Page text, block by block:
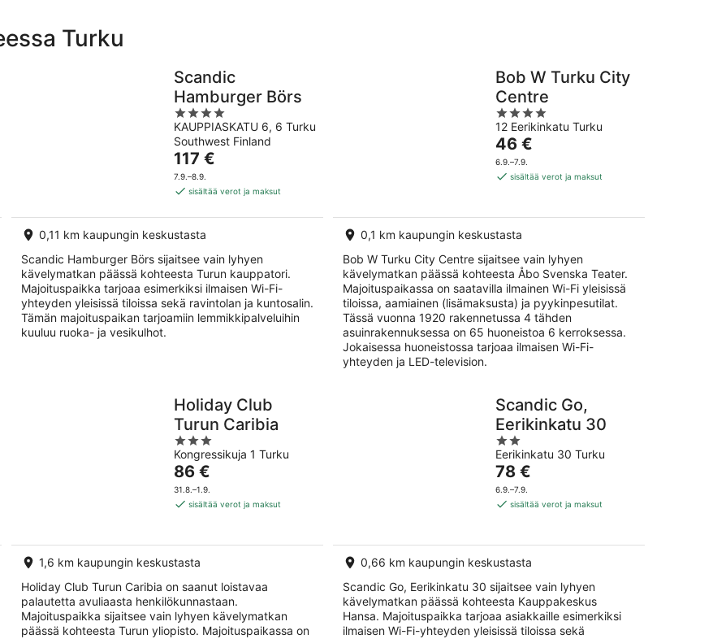
Turku
Scandic
Hamburger Börs
4
out
of
5
KAUPPIASKATU 6, 6 Turku
Southwest Finland
Hinta
on
117 €
yö
117 €
7.9.–8.9.
sisältää verot ja maksut
0,11 km kaupungin keskustasta
Scandic Hamburger Börs sijaitsee vain lyhyen
kävelymatkan päässä kohteesta Turun kauppatori.
Majoituspaikka tarjoaa esimerkiksi ilmaisen Wi-Fi-
yhteyden yleisissä tiloissa sekä ravintolan ja kuntosalin.
Tämän majoituspaikan tarjoamiin lemmikkipalveluihin
kuuluu ruoka- ja vesikulhot.
Bob W Turku City
Centre
4
out
of
5
12 Eerikinkatu Turku
Hinta
on
46 €
46 €
6.9.–7.9.
sisältää verot ja maksut
0,1 km kaupungin keskustasta
Bob W Turku City Centre sijaitsee vain lyhyen
kävelymatkan päässä kohteesta Åbo Svenska Teater.
Majoituspaikassa on saatavilla ilmainen Wi-Fi yleisissä
tiloissa, aamiainen (lisämaksusta) ja pyykinpesutilat.
Tässä vuonna 1920 rakennetussa 4 tähden
asuinrakennuksessa on 65 huoneistoa 6 kerroksessa.
Jokaisessa huoneistossa tarjoaa ilmaisen Wi-Fi-
yhteyden ja LED-television.
Holiday Club
Turun Caribia
3
out
of
5
Kongressikuja 1 Turku
Hinta
on
86 €
86 €
31.8.–1.9.
sisältää verot ja maksut
1,6 km kaupungin keskustasta
Holiday Club Turun Caribia on saanut loistavaa
palautetta avuliaasta henkilökunnastaan.
Majoituspaikka sijaitsee vain lyhyen kävelymatkan
päässä kohteesta Turun yliopisto. Majoituspaikassa on
Scandic Go,
Eerikinkatu 30
2
out
of
5
Eerikinkatu 30 Turku
Hinta
on
78 €
78 €
6.9.–7.9.
sisältää verot ja maksut
0,66 km kaupungin keskustasta
Scandic Go, Eerikinkatu 30 sijaitsee vain lyhyen
kävelymatkan päässä kohteesta Kauppakeskus
Hansa. Majoituspaikka tarjoaa asiakkaille esimerkiksi
ilmaisen Wi-Fi-yhteyden yleisissä tiloissa sekä